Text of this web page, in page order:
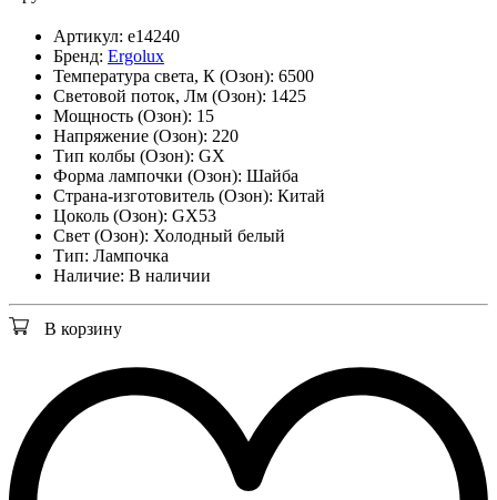
Артикул: e14240
Бренд: Ergolux
Температура света, К (Озон): 6500
Световой поток, Лм (Озон): 1425
Мощность (Озон): 15
Напряжение (Озон): 220
Тип колбы (Озон): GX
Форма лампочки (Озон): Шайба
Страна-изготовитель (Озон): Китай
Цоколь (Озон): GX53
Свет (Озон): Холодный белый
Тип: Лампочка
Наличие: В наличии
В корзину